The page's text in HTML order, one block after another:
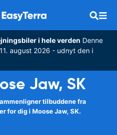
i hele verden Denne
august 2026 - udnyt den i
Jaw, SK
tilbuddene fra
for dig i Moose Jaw, SK.